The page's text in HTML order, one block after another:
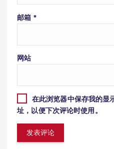
邮箱 *
网站
在此浏览器中保存我的显
址，以便下次评论时使用。